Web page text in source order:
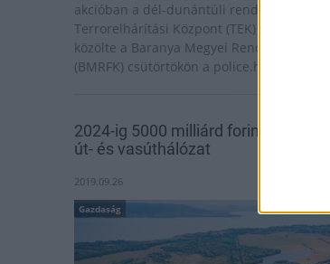
akcióban a dél-dunántúli rendőrök és a
Terrorelhárítási Központ (TEK) egységei
közölte a Baranya Megyei Rendőr-
(BMRFK) csütörtökön a police.hu oldalon.
2024-ig 5000 milliárd forintból épül
út- és vasúthálózat
2019.09.26
Gazdaság